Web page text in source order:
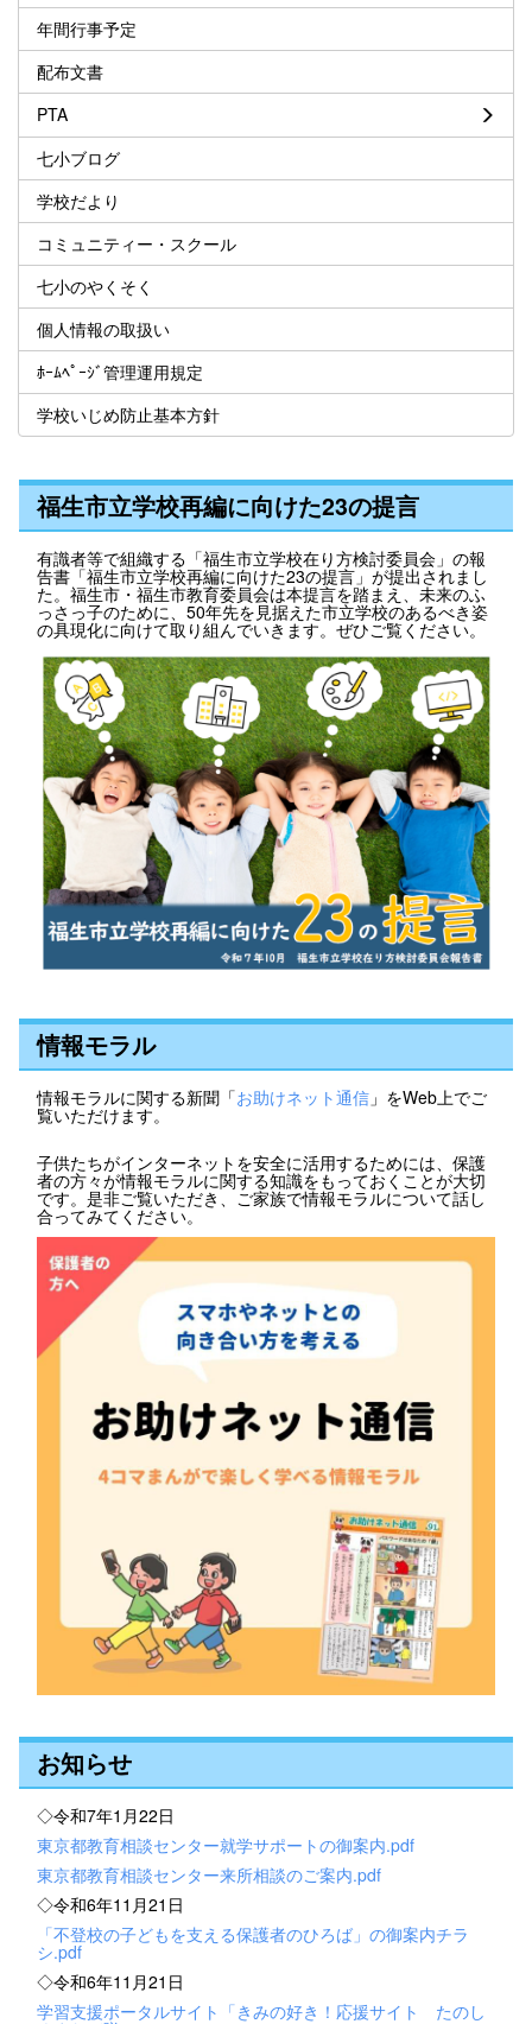
年間行事予定
配布文書
PTA
七小ブログ
学校だより
コミュニティー・スクール
七小のやくそく
個人情報の取扱い
ﾎｰﾑﾍﾟｰｼﾞ管理運用規定
学校いじめ防止基本方針
福生市立学校再編に向けた23の提言
有識者等で組織する「福生市立学校在り方検討委員会」の報
告書「福生市立学校再編に向けた23の提言」が提出されまし
た。福生市・福生市教育委員会は本提言を踏まえ、未来のふ
っさっ子のために、50年先を見据えた市立学校のあるべき姿
の具現化に向けて取り組んでいきます。ぜひご覧ください。
情報モラル
情報モラルに関する新聞「お助けネット通信 」をWeb上でご
覧いただけます。
子供たちがインターネットを安全に活用するためには、保護
者の方々が情報モラルに関する知識をもっておくことが大切
です。是非ご覧いただき、ご家族で情報モラルについて話し
合ってみてください。
お知らせ
◇令和7年1月22日
東京都教育相談センター就学サポートの御案内.pdf
東京都教育相談センター来所相談のご案内.pdf
◇令和6年11月21日
「不登校の子どもを支える保護者のひろば」の御案内チラ
シ.pdf
◇令和6年11月21日
学習支援ポータルサイト「きみの好き！応援サイト たのし